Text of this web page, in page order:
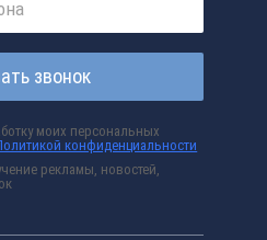
звонок
моих персональных
конфиденциальности
рекламы, новостей,